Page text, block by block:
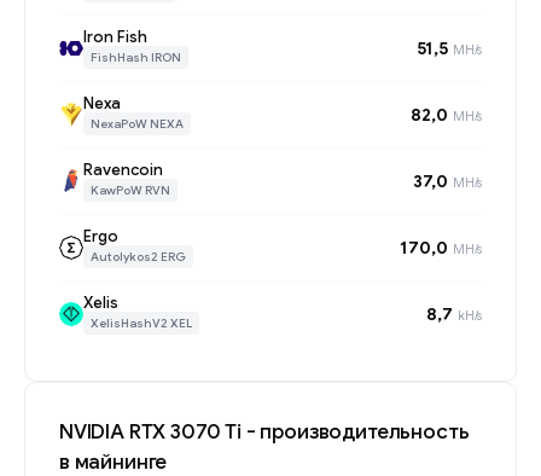
Iron Fish
FishHash IRON 51,5 MH/s
Nexa
NexaPoW NEXA 82,0 MH/s
Ravencoin
KawPoW RVN 37,0 MH/s
Ergo
Autolykos2 ERG 170,0 MH/s
Xelis
XelisHashV2 XEL 8,7 kH/s
NVIDIA RTX 3070 Ti - производительность
в майнинге